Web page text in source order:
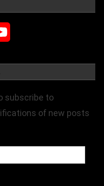
subscribe to
of new posts